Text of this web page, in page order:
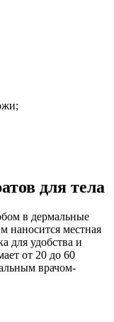
для тела
в дермальные
наносится местная
для удобства и
от 20 до 60
врачом-